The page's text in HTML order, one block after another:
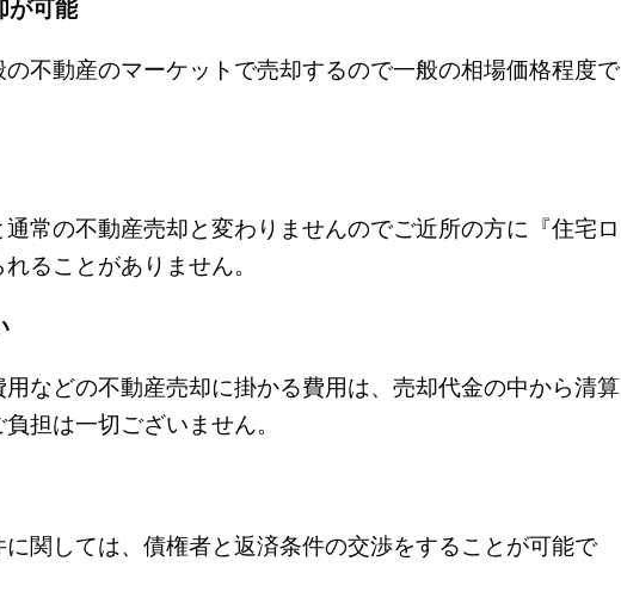
が可能
不動産のマーケットで売却するので一般の相場価格程度で
常の不動産売却と変わりませんのでご近所の方に『住宅ロ
ることがありません。
などの不動産売却に掛かる費用は、売却代金の中から清算
担は一切ございません。
関しては、債権者と返済条件の交渉をすることが可能で